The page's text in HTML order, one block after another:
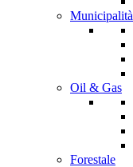
Municipalità
Oil & Gas
Forestale